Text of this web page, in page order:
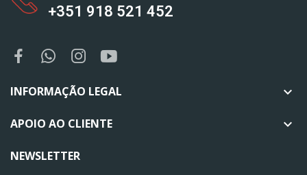
+351 918 521 452
INFORMAÇÃO LEGAL 
APOIO AO CLIENTE 
NEWSLETTER